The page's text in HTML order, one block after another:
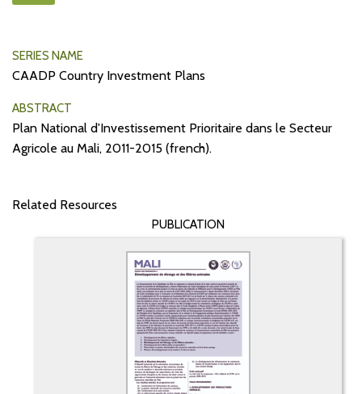
SERIES NAME
CAADP Country Investment Plans
ABSTRACT
Plan National d'Investissement Prioritaire dans le Secteur
Agricole au Mali, 2011-2015 (french).
Related Resources
PUBLICATION